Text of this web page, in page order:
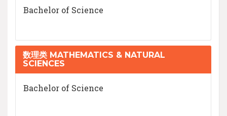
Bachelor of Science
数理类 MATHEMATICS & NATURAL
SCIENCES
Bachelor of Science